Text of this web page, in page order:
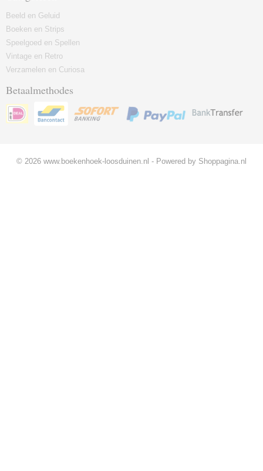
Beeld en Geluid
Boeken en Strips
Speelgoed en Spellen
Vintage en Retro
Verzamelen en Curiosa
Betaalmethodes
© 2026 www.boekenhoek-loosduinen.nl - Powered by Shoppagina.nl